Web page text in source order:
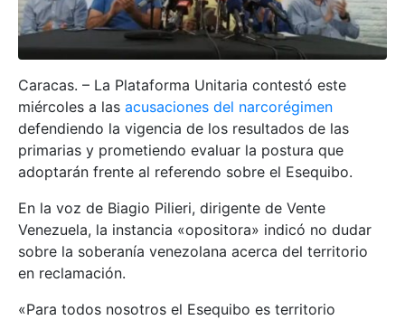
Caracas. – La Plataforma Unitaria contestó este
miércoles a las acusaciones del narcorégimen
defendiendo la vigencia de los resultados de las
primarias y prometiendo evaluar la postura que
adoptarán frente al referendo sobre el Esequibo.
En la voz de Biagio Pilieri, dirigente de Vente
Venezuela, la instancia «opositora» indicó no dudar
sobre la soberanía venezolana acerca del territorio
en reclamación.
«Para todos nosotros el Esequibo es territorio